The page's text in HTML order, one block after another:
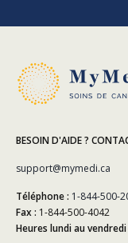
BESOIN D'AIDE ?
support@mymedi.ca
Téléphone : 1-844-500-
Fax : 1-844-500-4042
Heures lundi au vendredi